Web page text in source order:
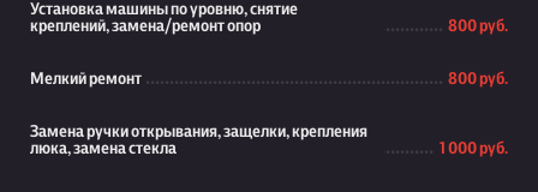
Установка машины по уровню, снятие
креплений, замена/ремонт опор
800 руб.
Мелкий ремонт 800 руб.
Замена ручки открывания, защелки, крепления
люка, замена стекла
1 000 руб.